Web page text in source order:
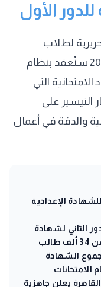
الأول
لطلاب
الدبلومات الفنية للدور الأول لعام 2026 ستُعقد بنظام
التي
التيسير على
والدقة في أعمال
الإعدادية
الثاني لشهادة
الشهادة
الامتحانات
2026.. تعليم القاهرة يعلن جاهزية